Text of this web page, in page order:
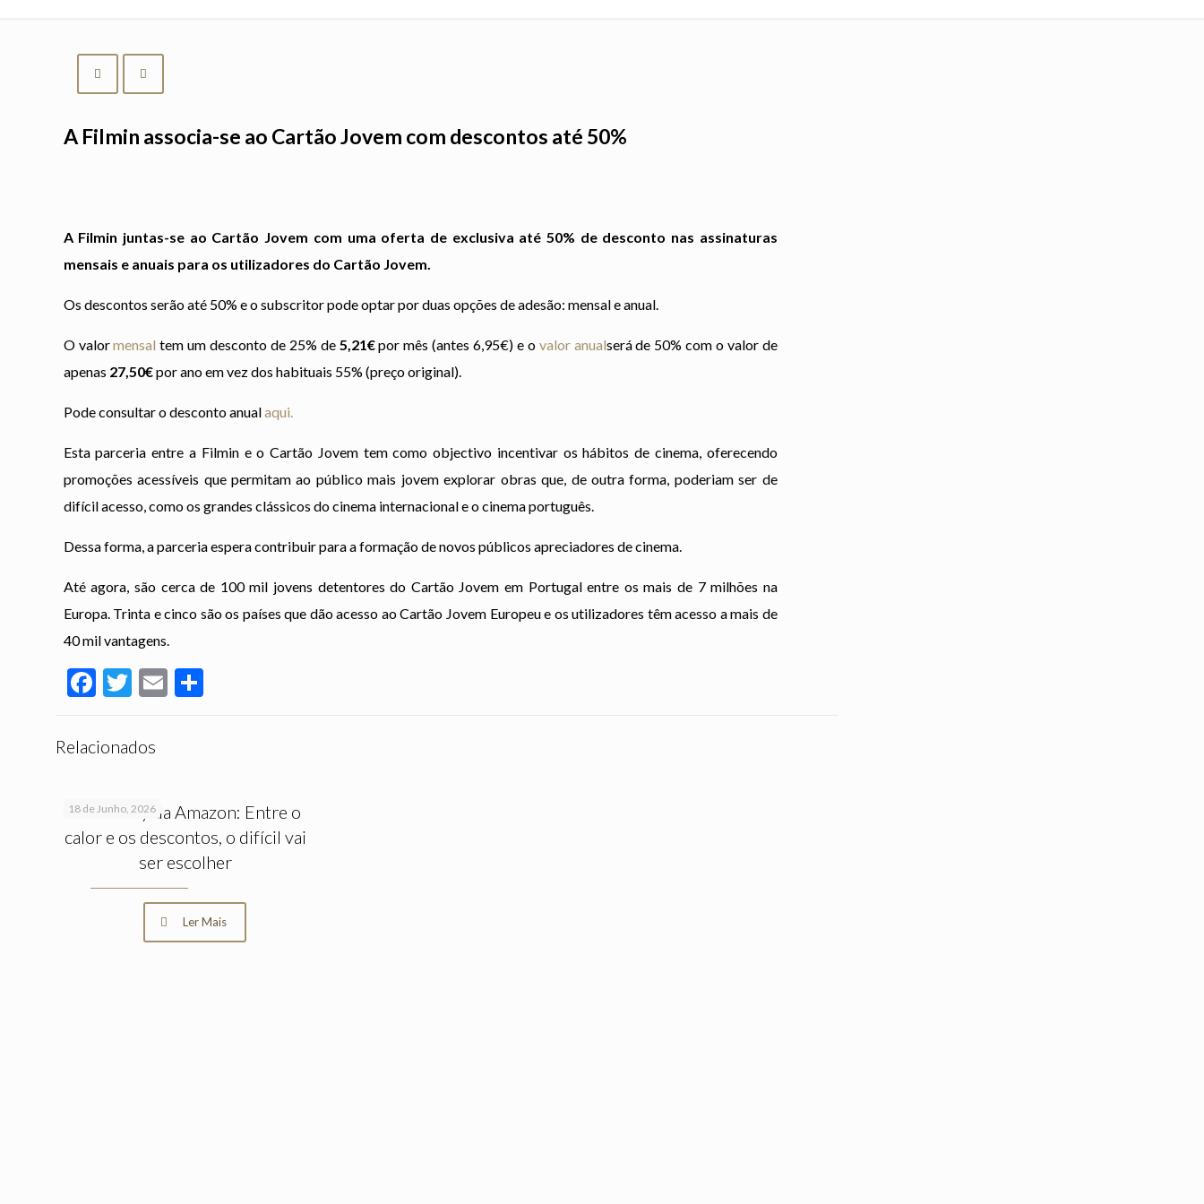
A Filmin associa-se ao Cartão Jovem com descontos até 50%
A Filmin juntas-se ao Cartão Jovem com uma oferta de exclusiva até 50% de desconto nas assinaturas
mensais e anuais para os utilizadores do Cartão Jovem.
Os descontos serão até 50% e o subscritor pode optar por duas opções de adesão: mensal e anual.
O valormensal tem um desconto de 25% de 5,21€por mês (antes 6,95€) e o valor anualserá de 50% com o valor de
apenas 27,50€por ano em vez dos habituais 55% (preço original).
Pode consultar o desconto anualaqui.
Esta parceria entre a Filmin e o Cartão Jovem tem como objectivo incentivar os hábitos de cinema, oferecendo
promoções acessíveis que permitam ao público mais jovem explorar obras que, de outra forma, poderiam ser de
difícil acesso, como os grandes clássicos do cinema internacional e o cinema português.
Dessa forma, a parceria espera contribuir para a formação de novos públicos apreciadores de cinema.
Até agora, são cerca de 100 mil jovens detentores do Cartão Jovem em Portugal entre os mais de 7 milhões na
Europa. Trinta e cinco são os países que dão acesso ao Cartão Jovem Europeu e os utilizadores têm acesso a mais de
40 mil vantagens.
Facebook
Twitter
EmailPartilhar
Relacionados
18 de Junho, 2026
Prime Day da Amazon: Entre o
calor e os descontos, o difícil vai
ser escolher
Ler Mais